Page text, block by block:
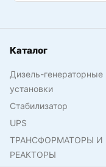
Каталог
Дизель-генераторные
установки
Стабилизатор
UPS
ТРАНСФОРМАТОРЫ И
РЕАКТОРЫ